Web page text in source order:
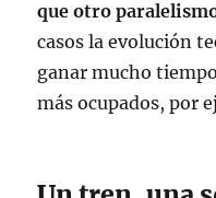
que otro
casos la evolución
ganar mucho
más ocupados, por